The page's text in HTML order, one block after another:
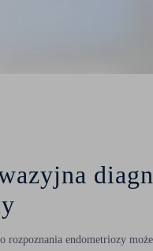
rozpoznania endometriozy